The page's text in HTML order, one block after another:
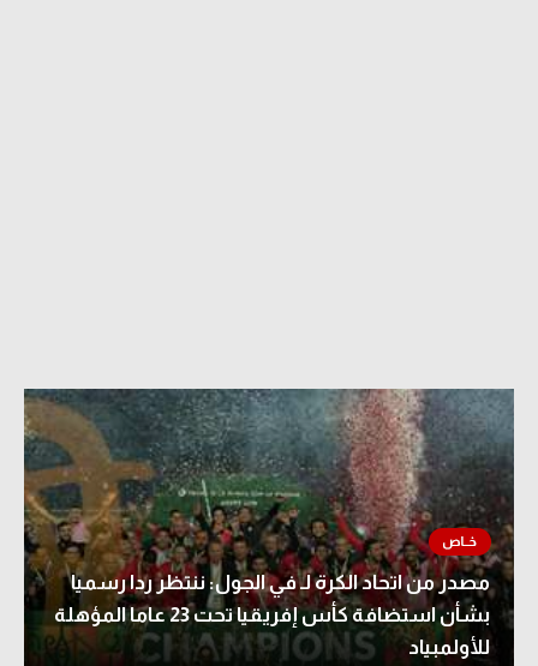
مصدر من اتحاد الكرة لـ في الجول: ننتظر ردا رسميا
بشأن استضافة كأس إفريقيا تحت 23 عاما المؤهلة
للأولمبياد